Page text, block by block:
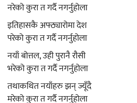
नरेको कुरा त गर्दै नगर्नुहोला
इतिहासकै अफ्ठ्यारोमा देश
परेको कुरा त गर्दै नगर्नुहोला
नयाँ बोत्तल, उही पुरानै रौसी
भरेको कुरा त गर्दै नगर्नुहोला
तथाकथित नयाँहरु झन् ज्यूँदै
मरेको कुरा त गर्दै नगर्नुहोला